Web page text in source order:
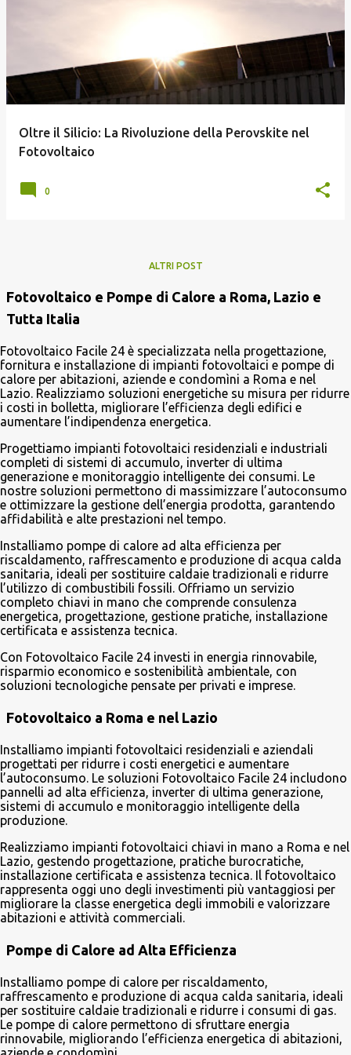
Oltre il Silicio: La Rivoluzione della Perovskite nel
Fotovoltaico
0
ALTRI POST
Fotovoltaico e Pompe di Calore a Roma, Lazio e
Tutta Italia
Fotovoltaico Facile 24 è specializzata nella progettazione,
fornitura e installazione di impianti fotovoltaici e pompe di
calore per abitazioni, aziende e condomìni a Roma e nel
Lazio. Realizziamo soluzioni energetiche su misura per ridurre
i costi in bolletta, migliorare l’efficienza degli edifici e
aumentare l’indipendenza energetica.
Progettiamo impianti fotovoltaici residenziali e industriali
completi di sistemi di accumulo, inverter di ultima
generazione e monitoraggio intelligente dei consumi. Le
nostre soluzioni permettono di massimizzare l’autoconsumo
e ottimizzare la gestione dell’energia prodotta, garantendo
affidabilità e alte prestazioni nel tempo.
Installiamo pompe di calore ad alta efficienza per
riscaldamento, raffrescamento e produzione di acqua calda
sanitaria, ideali per sostituire caldaie tradizionali e ridurre
l’utilizzo di combustibili fossili. Offriamo un servizio
completo chiavi in mano che comprende consulenza
energetica, progettazione, gestione pratiche, installazione
certificata e assistenza tecnica.
Con Fotovoltaico Facile 24 investi in energia rinnovabile,
risparmio economico e sostenibilità ambientale, con
soluzioni tecnologiche pensate per privati e imprese.
Fotovoltaico a Roma e nel Lazio
Installiamo impianti fotovoltaici residenziali e aziendali
progettati per ridurre i costi energetici e aumentare
l’autoconsumo. Le soluzioni Fotovoltaico Facile 24 includono
pannelli ad alta efficienza, inverter di ultima generazione,
sistemi di accumulo e monitoraggio intelligente della
produzione.
Realizziamo impianti fotovoltaici chiavi in mano a Roma e nel
Lazio, gestendo progettazione, pratiche burocratiche,
installazione certificata e assistenza tecnica. Il fotovoltaico
rappresenta oggi uno degli investimenti più vantaggiosi per
migliorare la classe energetica degli immobili e valorizzare
abitazioni e attività commerciali.
Pompe di Calore ad Alta Efficienza
Installiamo pompe di calore per riscaldamento,
raffrescamento e produzione di acqua calda sanitaria, ideali
per sostituire caldaie tradizionali e ridurre i consumi di gas.
Le pompe di calore permettono di sfruttare energia
rinnovabile, migliorando l’efficienza energetica di abitazioni,